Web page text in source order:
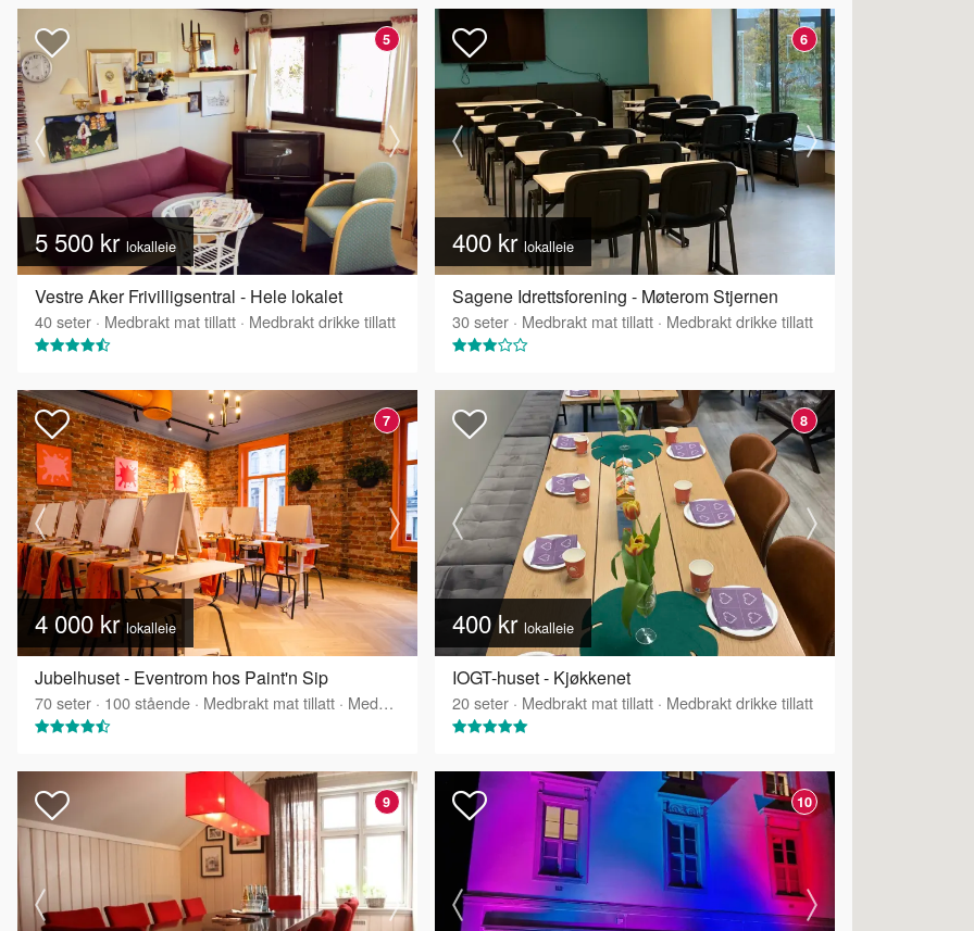
5
5 500 kr lokalleie
Vestre Aker Frivilligsentral - Hele lokalet
40seter · Medbrakt mat tillatt · Medbrakt drikke tillatt
6
400 kr lokalleie
Sagene Idrettsforening - Møterom Stjernen
30seter · Medbrakt mat tillatt · Medbrakt drikke tillatt
7
4 000 krlokalleie
Jubelhuset - Eventrom hos Paint'n Sip
70seter · 100stående · Medbrakt mat tillatt · Medbrakt drikke tillatt ·Tilbyr servering
8
400 kr lokalleie
IOGT-huset - Kjøkkenet
20seter · Medbrakt mat tillatt · Medbrakt drikke tillatt
9 10